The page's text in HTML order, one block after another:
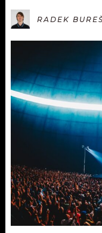
ROZHOVORY
KALENDÁŘ
KVÍZY
TRENDY
KULTURA
JAK NALADIT
PROGRAM
PLAYLIST
SOUTĚŽE
RADEK